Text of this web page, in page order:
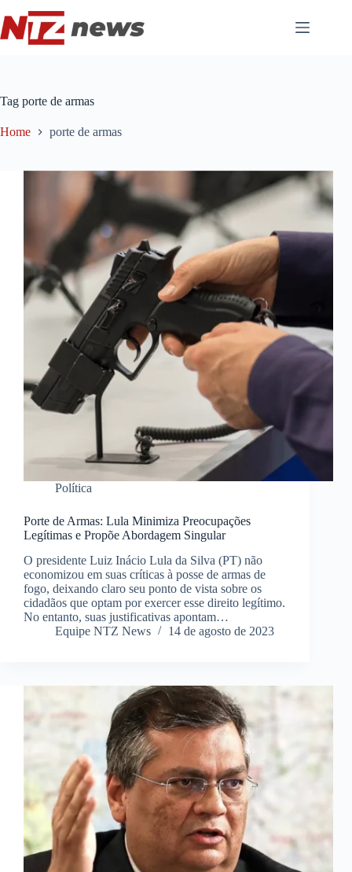
para
o
conteúdo
Tag porte de armas
Home porte de armas
Política
Porte de Armas: Lula Minimiza Preocupações
Legítimas e Propõe Abordagem Singular
O presidente Luiz Inácio Lula da Silva (PT) não
economizou em suas críticas à posse de armas de
fogo, deixando claro seu ponto de vista sobre os
cidadãos que optam por exercer esse direito legítimo.
No entanto, suas justificativas apontam…
Equipe NTZ News
14 de agosto de 2023